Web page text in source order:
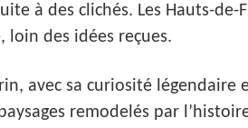
à des clichés. Les Hauts-
loin des idées reçues.
avec sa curiosité
remodelés par